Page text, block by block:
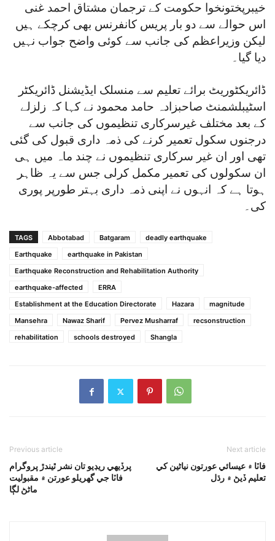
خیبرپختونخوا حکومت کے ترجمان مشتاق احمد غنی
اس حوالے سے دو بار پریس کانفرنس بھی کرچکے ہیں
لیکن وزیراعظم کی جانب سے کوئی واضح جواب نہیں
دیا گیا۔
ڈائریکٹوریٹ برائے تعلیم سے منسلک ایڈیشنل ڈائریکٹر
اسٹیبلشمنٹ صاحبزادہ حامد محمود نے کہا کہ زلزلے
کے بعد مختلف غیرسرکاری تنظیموں کی جانب سے
درجنوں سکول تعمیر کرنے کی ذمہ داری قبول کی گئی
تھی اور ان غیر سرکاری تنظیموں نے چند ماہ میں ہی
ان سکولوں کی تعمیر مکمل کرلی جس سے یہ ظاہر
ہوتا ہے کہ انہوں نے اپنی ذمہ داری بہتر طورپر پوری
کی۔
TAGS Abbotabad Batgaram
deadly earthquake
Earthquake
earthquake in Pakistan
Earthquake Reconstruction and Rehabilitation Authority
earthquake-affected
ERRA
Establishment at the Education Directorate
Hazara
magnitude
Mansehra
Nawaz Sharif Pervez Musharraf
recsonstruction
rehabilitation
schools destroyed Shangla
Previous article
پرڏيهي ريڊيو تان نشر ٿيندڙ پروگرام
فاٽا جي گھريلو عورتن ۾ مقبوليت
ماڻڻ لڳا
Next article
فاٽا ۾ عيسائي عورتون نياڻين کي
تعليم ڏيڻ ۾ رڌل